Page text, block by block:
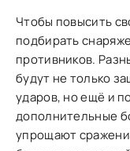
Чтобы повысить
подбирать
противников.
будут не только
ударов, но ещё и
дополнительные
упрощают